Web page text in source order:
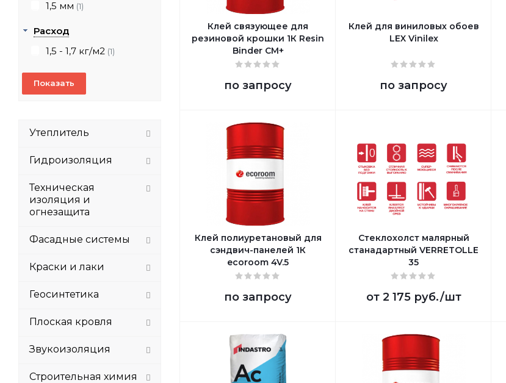
Клей связующее для
резиновой крошки 1К Resin
Binder CM+
по запросу
Клей для виниловых обоев
LEX Vinilex
по запросу
Клей полиуретановый для
сэндвич-панелей 1К
ecoroom 4V.5
по запросу
Стеклохолст малярный
станадартный VERRETOLLE
35
от 2 175 руб./шт
1,5 мм (1)
Расход
1,5 - 1,7 кг/м2 (1)
Утеплитель
Гидроизоляция
Техническая
изоляция и
огнезащита
Фасадные системы
Краски и лаки
Геосинтетика
Плоская кровля
Звукоизоляция
Строительная химия